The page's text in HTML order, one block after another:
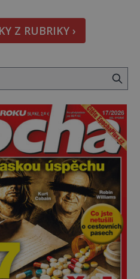
by ji mít jen jako
Z RUBRIKY ›